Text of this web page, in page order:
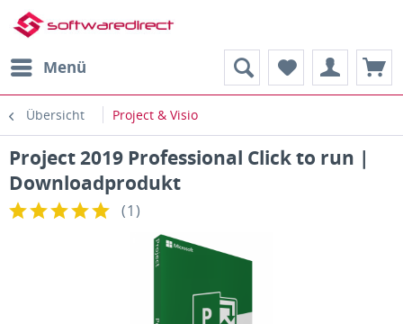
Menü
Übersicht Project & Visio
Project 2019 Professional Click to run |
Downloadprodukt
(1)